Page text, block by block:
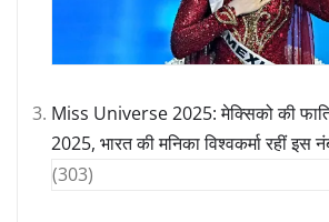
Miss Universe 2025: मेक्सिको की
2025, भारत की मनिका विश्वकर्मा रहीं इस
(303)